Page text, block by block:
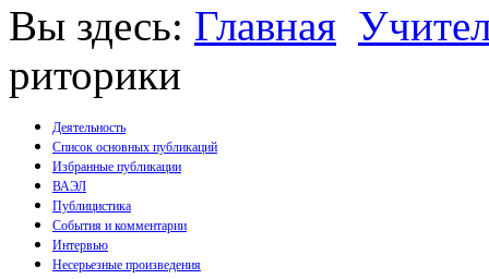
Вы здесь: Главная
риторики
Деятельность
Список основных публикаций
Монографии
Брошюры
Статьи
Избранные публикации
ВАЭЛ
Публицистика
События и комментарии
Интервью
Несерьезные произведения